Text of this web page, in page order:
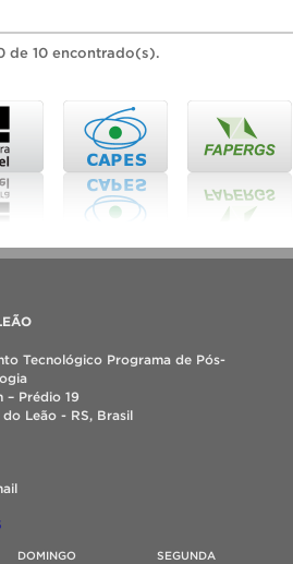
de 10 encontrado(s).
Tecnológico Programa de Pós-
– Prédio 19
Leão - RS, Brasil
DOMINGO SEGUNDA